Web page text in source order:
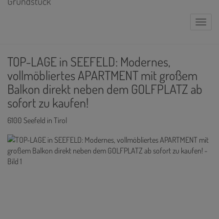
TOP-LAGE in SEEFELD: Modernes,
vollmöbliertes APARTMENT mit großem
Balkon direkt neben dem GOLFPLATZ ab
sofort zu kaufen!
6100 Seefeld in Tirol